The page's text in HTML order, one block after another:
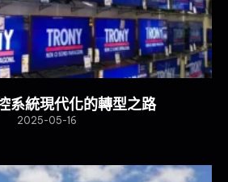
系統現代化的轉型之路
2025-05-16